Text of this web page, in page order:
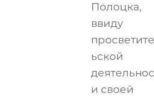
Полоцка,
ввиду
ьской
и своей